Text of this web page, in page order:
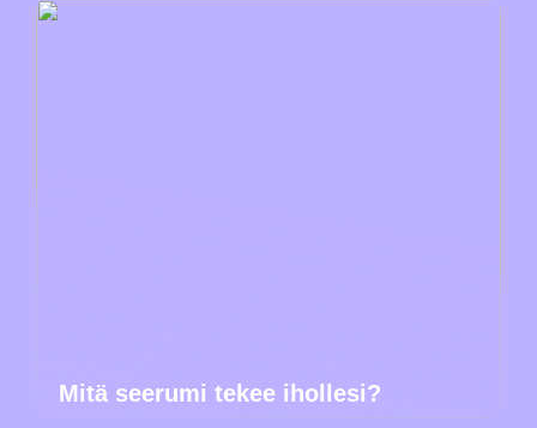
Mitä seerumi tekee ihollesi?